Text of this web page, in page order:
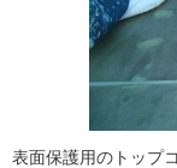
表面保護用のトップ